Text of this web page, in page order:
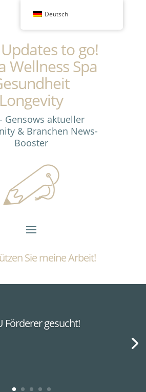
to go!
Wellness Spa
Longevity
Gensows aktueller
& Branchen News-
Booster
Sie meine Arbeit!
Förderer gesucht!
Deutsch